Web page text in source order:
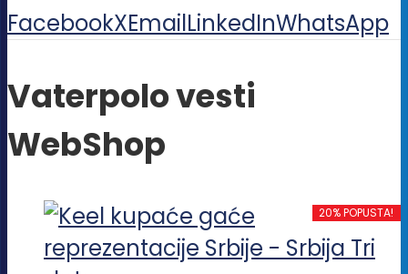
FacebookXEmailLinkedInWhatsApp
Vaterpolo vesti
WebShop
20% POPUSTA!